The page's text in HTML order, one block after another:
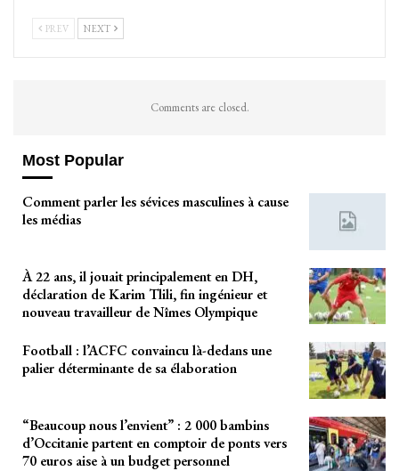
PREV NEXT
Comments are closed.
Most Popular
Comment parler les sévices masculines à cause
les médias
À 22 ans, il jouait principalement en DH,
déclaration de Karim Tlili, fin ingénieur et
nouveau travailleur de Nîmes Olympique
Football : l’ACFC convaincu là-dedans une
palier déterminante de sa élaboration
“Beaucoup nous l’envient” : 2 000 bambins
d’Occitanie partent en comptoir de ponts vers
70 euros aise à un budget personnel